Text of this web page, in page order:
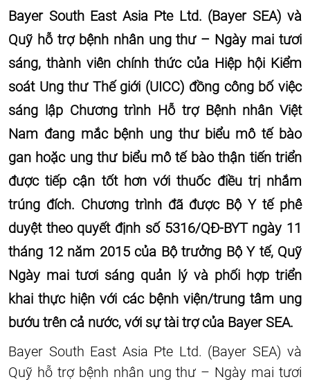
Bayer South East Asia Pte Ltd. (Bayer SEA) và
Quỹ hỗ trợ bệnh nhân ung thư – Ngày mai tươi
sáng, thành viên chính thức của Hiệp hội Kiểm
soát Ung thư Thế giới (UICC) đồng công bố việc
sáng lập Chương trình Hỗ trợ Bệnh nhân Việt
Nam đang mắc bệnh ung thư biểu mô tế bào
gan hoặc ung thư biểu mô tế bào thận tiến triển
được tiếp cận tốt hơn với thuốc điều trị nhắm
trúng đích. Chương trình đã được Bộ Y tế phê
duyệt theo quyết định số 5316/QĐ-BYT ngày 11
tháng 12 năm 2015 của Bộ trưởng Bộ Y tế, Quỹ
Ngày mai tươi sáng quản lý và phối hợp triển
khai thực hiện với các bệnh viện/trung tâm ung
bướu trên cả nước, với sự tài trợ của Bayer SEA.
Bayer South East Asia Pte Ltd. (Bayer SEA) và
Quỹ hỗ trợ bệnh nhân ung thư – Ngày mai tươi